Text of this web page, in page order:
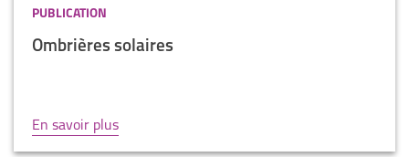
PUBLICATION
Ombrières solaires
En savoir plus